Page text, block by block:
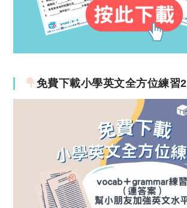
免費下載小學英文全方位練習2